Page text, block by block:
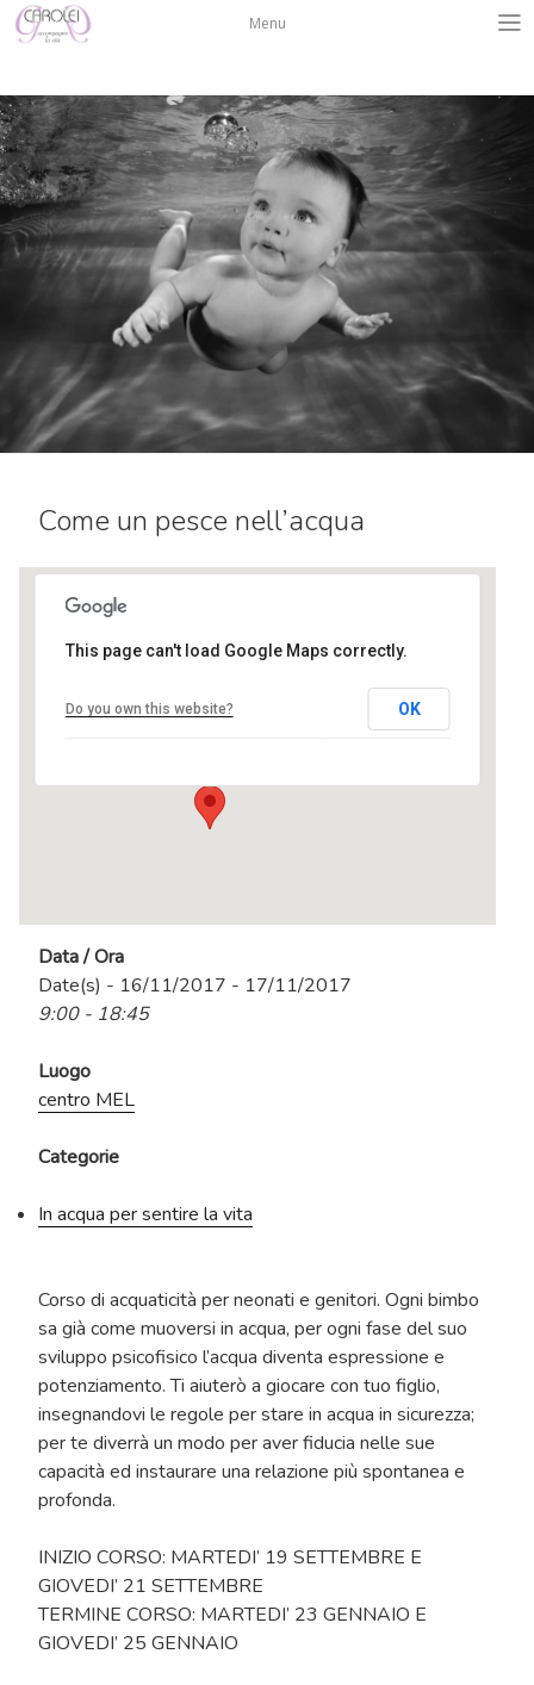
Salta
Menu
Come un pesce nell’acqua
centro MEL
Via Tevere, 3 - Ranica
This page can't load Google Maps correctly.
Do you own this website? OK
Data / Ora
Date(s) - 16/11/2017 - 17/11/2017
9:00 - 18:45
Luogo
centro MEL
Categorie
In acqua per sentire la vita
Corso di acquaticità per neonati e genitori. Ogni bimbo
sa già come muoversi in acqua, per ogni fase del suo
sviluppo psicofisico l’acqua diventa espressione e
potenziamento. Ti aiuterò a giocare con tuo figlio,
insegnandovi le regole per stare in acqua in sicurezza;
per te diverrà un modo per aver fiducia nelle sue
capacità ed instaurare una relazione più spontanea e
profonda.
INIZIO CORSO: MARTEDI’ 19 SETTEMBRE E
GIOVEDI’ 21 SETTEMBRE
TERMINE CORSO: MARTEDI’ 23 GENNAIO E
GIOVEDI’ 25 GENNAIO